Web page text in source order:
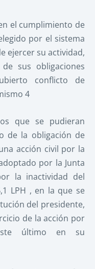
el cumplimiento de
por el sistema
ejercer su actividad,
sus obligaciones
conflicto de
4
que se pudieran
de la obligación de
acción civil por la
por la Junta
la inactividad del
LPH , en la que se
del presidente,
de la acción por
último en su